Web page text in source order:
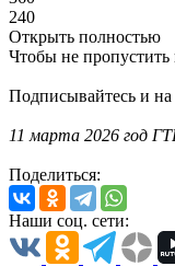
240
Открыть полностью
Чтобы не
Подписывайтесь и
11 марта 2026 год
Поделиться:
Наши соц. сети: